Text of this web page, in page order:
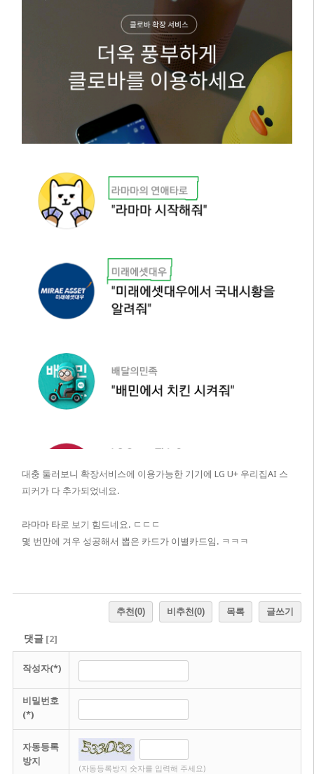
대충 둘러보니 확장서비스에 이용가능한 기기에 LG U+ 우리집AI 스
피커가 다 추가되었네요.
라마마 타로 보기 힘드네요. ㄷㄷㄷ
몇 번만에 겨우 성공해서 뽑은 카드가 이별카드임. ㅋㅋㅋ
추천(0) 비추천(0) 목록 글쓰기
댓글[2]
작성자(*)
비밀번호
(*)
자동등록
방지
(자동등록방지 숫자를 입력해 주세요)